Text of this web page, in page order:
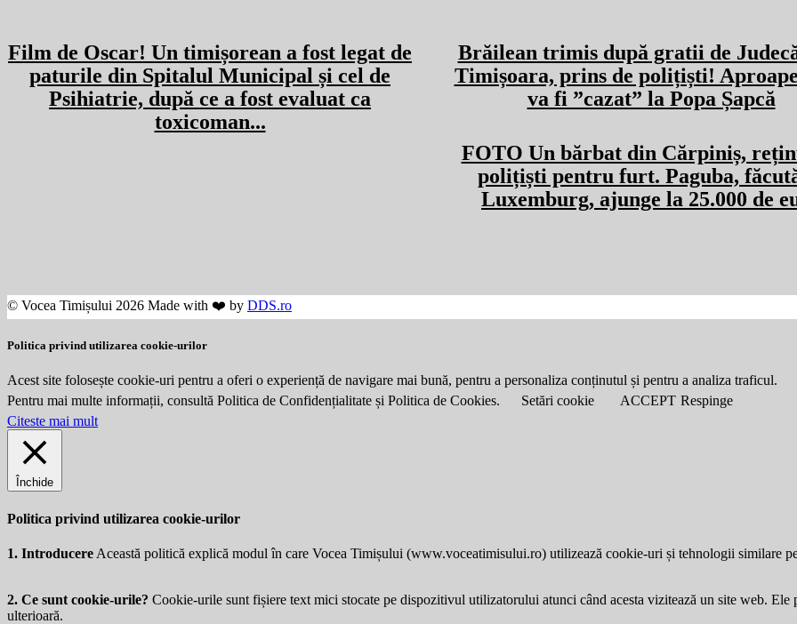
Film de Oscar! Un timișorean a fost legat de
paturile din Spitalul Municipal și cel de
Psihiatrie, după ce a fost evaluat ca
toxicoman...
Brăilean trimis după gratii de
Timișoara, prins de polițiști!
va fi ”cazat” la Popa Șapcă
FOTO Un bărbat din Cărpiniș,
polițiști pentru furt. Paguba,
Luxemburg, ajunge la 25.000 de
© Vocea Timișului 2026 Made with ❤️ by DDS.ro
Politica privind utilizarea cookie-urilor
Acest site folosește cookie-uri pentru a oferi o experiență de navigare mai bună, pentru a personaliza conținutul și pentru a analiza traficul.
Pentru mai multe informații, consultă Politica de Confidențialitate și Politica de Cookies.
Setări cookie ACCEPT Respinge
Citeste mai mult
Închide
Politica privind utilizarea cookie-urilor
1. Introducere Această politică explică modul în care Vocea Timișului (www.voceatimisului.ro) utilizează cookie-uri și tehnologii similare
2. Ce sunt cookie-urile? Cookie-urile sunt fișiere text mici stocate pe dispozitivul utilizatorului atunci când acesta vizitează un site web.
ulterioară.